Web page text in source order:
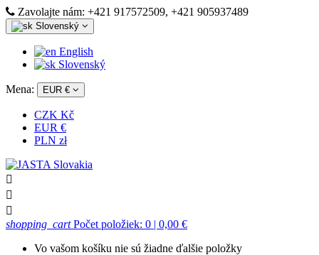
Zavolajte nám: +421 917572509, +421 905937489
Slovenský
English
Slovenský
Mena: EUR €
CZK Kč
EUR €
PLN zł



shopping_cart Počet položiek: 0 | 0,00 €
Vo vašom košíku nie sú žiadne ďalšie položky